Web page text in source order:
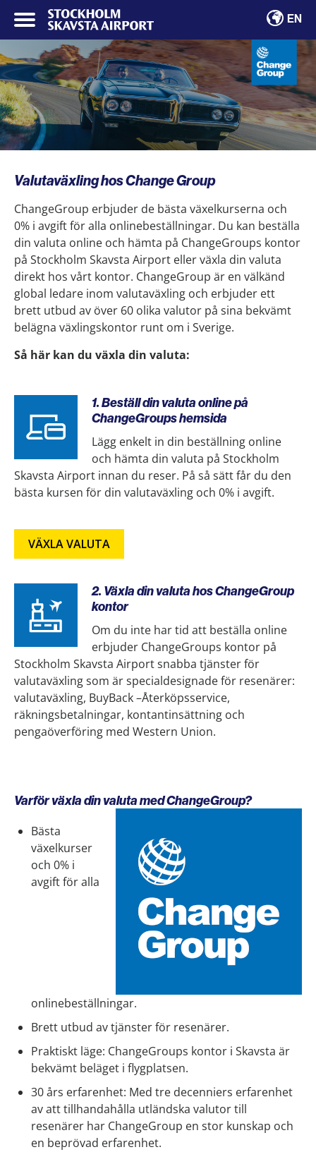
EN
Valutaväxling hos Change Group
ChangeGroup erbjuder de bästa växelkurserna och
0% i avgift för alla onlinebeställningar. Du kan beställa
din valuta online och hämta på ChangeGroups kontor
på Stockholm Skavsta Airport eller växla din valuta
direkt hos vårt kontor. ChangeGroup är en välkänd
global ledare inom valutaväxling och erbjuder ett
brett utbud av över 60 olika valutor på sina bekvämt
belägna växlingskontor runt om i Sverige.
Så här kan du växla din valuta:
1. Beställ din valuta online på
ChangeGroups hemsida
Lägg enkelt in din beställning online
och hämta din valuta på Stockholm
Skavsta Airport innan du reser. På så sätt får du den
bästa kursen för din valutaväxling och 0% i avgift.
VÄXLA VALUTA
2. Växla din valuta hos ChangeGroup
kontor
Om du inte har tid att beställa online
erbjuder ChangeGroups kontor på
Stockholm Skavsta Airport snabba tjänster för
valutaväxling som är specialdesignade för resenärer:
valutaväxling, BuyBack –Återköpsservice,
räkningsbetalningar, kontantinsättning och
pengaöverföring med Western Union.
Varför växla din valuta med ChangeGroup?
Bästa
växelkurser
och 0% i
avgift för alla
onlinebeställningar.
Brett utbud av tjänster för resenärer.
Praktiskt läge: ChangeGroups kontor i Skavsta är
bekvämt beläget i flygplatsen.
30 års erfarenhet: Med tre decenniers erfarenhet
av att tillhandahålla utländska valutor till
resenärer har ChangeGroup en stor kunskap och
en beprövad erfarenhet.